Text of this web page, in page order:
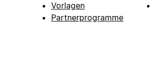
Vorlagen
Partnerprogramme